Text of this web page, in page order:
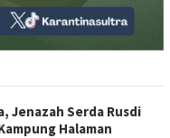
Jenazah Serda Rusdi
Halaman